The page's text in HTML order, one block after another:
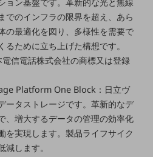
ョップ
でのインフラの限界を超え、あら
の最適化を図り、多様性を需要で
るために立ち上げた構想です。
電信電話株式会社の商標又は登録
Platform One Block：日立ヴ
ータストレージです。革新的なデ
、増大するデータの管理の効率化
を実現します。製品ライフサイク
します。